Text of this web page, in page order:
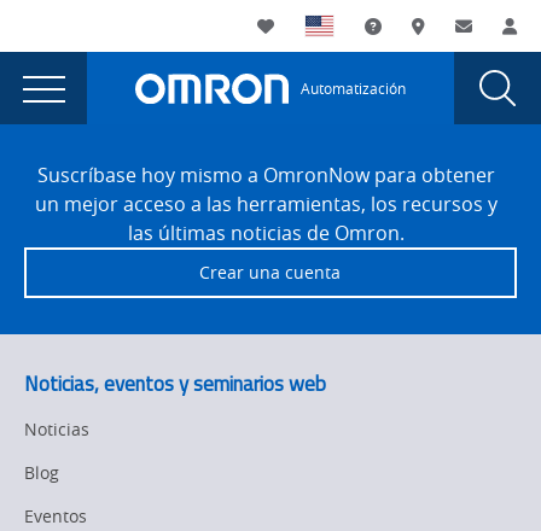
currently
viewing
the
page.
Utility
Navigation
My List Soporte DóndeContacto
Main
Navigation
Automatización
Software
FooterSuscríbase hoy mismo a OmronNow para obtener
un mejor acceso a las herramientas, los recursos y
las últimas noticias de Omron.
Crear una cuenta
Noticias, eventos y seminarios web
Noticias
Blog
Eventos